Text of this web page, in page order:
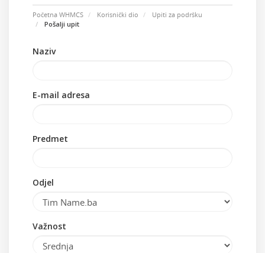
Početna WHMCS Korisnički dio
Upiti za podršku
Pošalji upit
Naziv
E-mail adresa
Predmet
Odjel
Važnost